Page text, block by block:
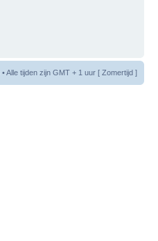
• Alle tijden zijn GMT + 1 uur [ Zomertijd ]